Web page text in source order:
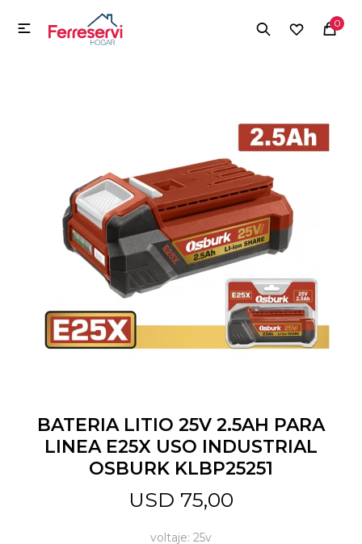
0

BATERIA LITIO 25V 2.5AH PARA
LINEA E25X USO INDUSTRIAL
OSBURK KLBP25251
USD 75,00
voltaje: 25v
MI CUENTA
Electrodomésticos
Tecnología
Jardín y Aire Libre
Mascotas